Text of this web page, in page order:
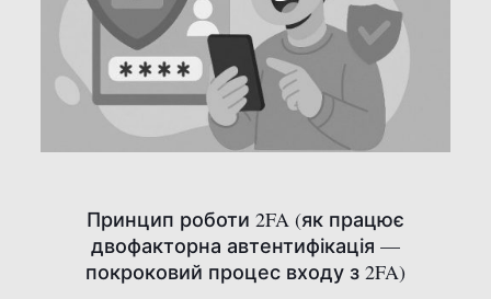
Принцип роботи 2FA (як працює
двофакторна автентифікація —
покроковий процес входу з 2FA)